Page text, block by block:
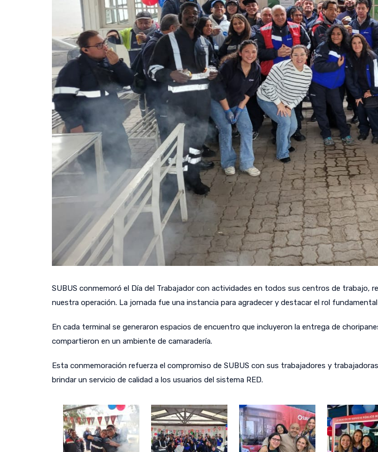
SUBUS conmemoró el Día del Trabajador con actividades en todos sus centros de trabajo,
nuestra operación. La jornada fue una instancia para agradecer y destacar el rol
En cada terminal se generaron espacios de encuentro que incluyeron la entrega de
compartieron en un ambiente de camaradería.
Esta conmemoración refuerza el compromiso de SUBUS con sus trabajadores y
brindar un servicio de calidad a los usuarios del sistema RED.